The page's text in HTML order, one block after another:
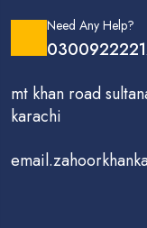
Need Any Help?
mt khan road
karachi